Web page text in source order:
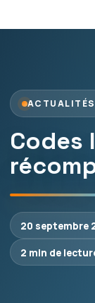
ACTUALITÉS
Codes
20 septembre
2 min de